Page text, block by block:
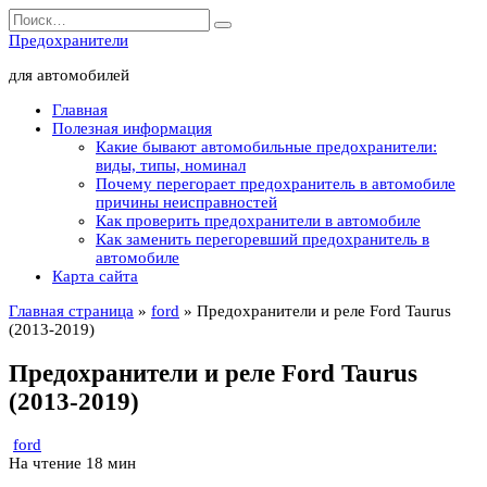
Перейти
к
содержанию
Search
for:
Предохранители
для автомобилей
Главная
Полезная информация
Какие бывают автомобильные предохранители:
виды, типы, номинал
Почему перегорает предохранитель в автомобиле
причины неисправностей
Как проверить предохранители в автомобиле
Как заменить перегоревший предохранитель в
автомобиле
Карта сайта
Главная страница » ford » Предохранители и реле Ford Taurus
(2013-2019)
Предохранители и реле Ford Taurus
(2013-2019)
ford
На чтение 18 мин